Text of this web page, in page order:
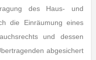
des Haus- und
die Einräumung eines
und dessen
abgesichert